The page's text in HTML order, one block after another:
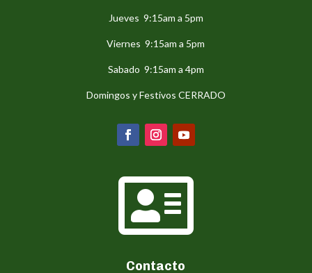
Jueves 9:15am a 5pm
Viernes 9:15am a 5pm
Sabado 9:15am a 4pm
Domingos y Festivos CERRADO

Contacto